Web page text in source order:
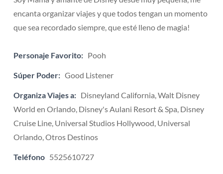
encanta organizar viajes y que todos tengan un momento
que sea recordado siempre, que esté lleno de magia!
Personaje Favorito: Pooh
Súper Poder: Good Listener
Organiza Viajes a: Disneyland California, Walt Disney
World en Orlando, Disney's Aulani Resort & Spa, Disney
Cruise Line, Universal Studios Hollywood, Universal
Orlando, Otros Destinos
Teléfono 5525610727